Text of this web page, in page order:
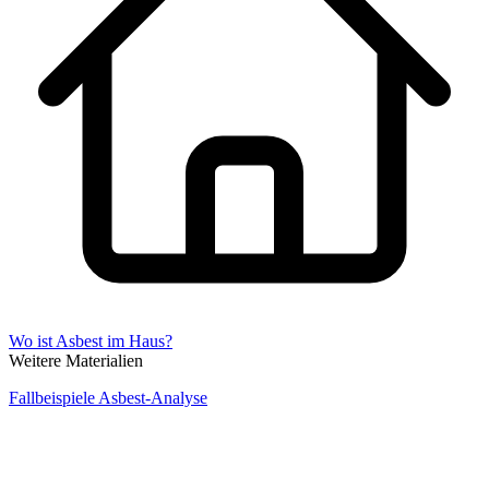
Wo ist Asbest im Haus?
Weitere Materialien
Fallbeispiele Asbest-Analyse